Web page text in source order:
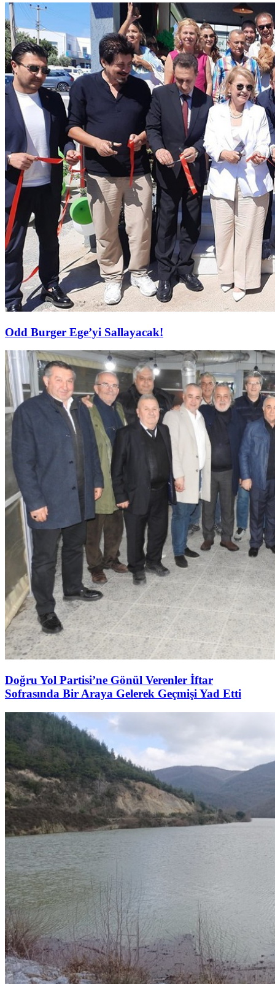
Odd Burger Ege’yi Sallayacak!
Doğru Yol Partisi’ne Gönül Verenler İftar
Sofrasında Bir Araya Gelerek Geçmişi Yad Etti